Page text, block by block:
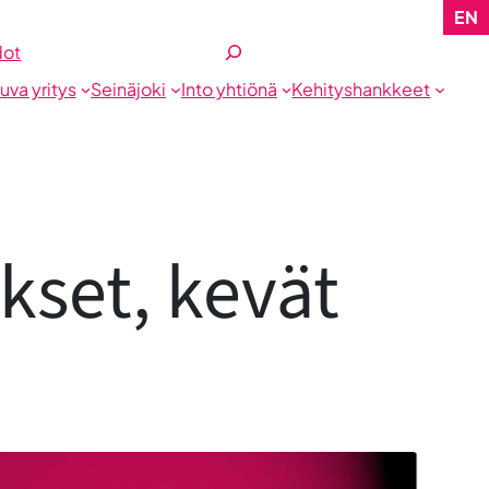
Etsi
yritys
Seinäjoki Into yhtiönä Kehityshankkeet
EN
kevät